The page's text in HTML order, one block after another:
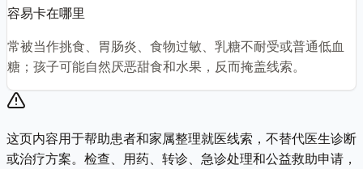
容易卡在哪里
常被当作挑食、胃肠炎、食物过敏、乳糖不耐受或普通低血
糖；孩子可能自然厌恶甜食和水果，反而掩盖线索。
这页内容用于帮助患者和家属整理就医线索，不替代医生诊断
或治疗方案。检查、用药、转诊、急诊处理和公益救助申请，